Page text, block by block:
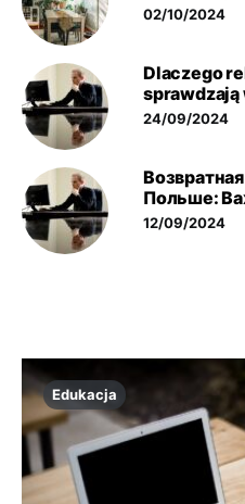
02/10/2024
Dlaczego
24/09/2024
Польше:
12/09/2024
Edukacja